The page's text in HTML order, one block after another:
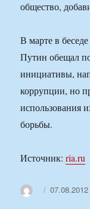
общество,
В марте в
Путин обещал
инициативы,
коррупции, но
использования
борьбы.
Источник:ria.ru
Автор07.08.2012